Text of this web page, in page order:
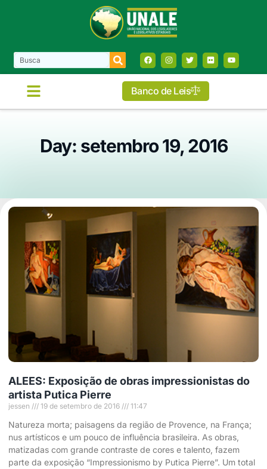
Banco de Leis
Day: setembro 19, 2016
ALEES: Exposição de obras impressionistas do
artista Putica Pierre
jessen 19 de setembro de 2016 11:47
Natureza morta; paisagens da região de Provence, na França;
nus artísticos e um pouco de influência brasileira. As obras,
matizadas com grande contraste de cores e talento, fazem
parte da exposição “Impressionismo by Putica Pierre”. Um total